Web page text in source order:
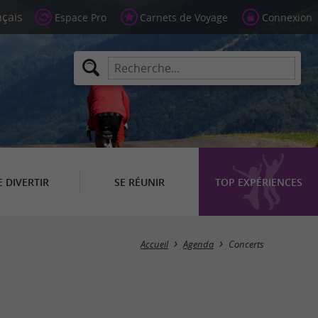
Espace Pro Carnets de Voyage Connexion
DIVERTIR SE RÉUNIR TOP EXPÉRIENCES
Masquer la carte
Accueil Agenda Concerts